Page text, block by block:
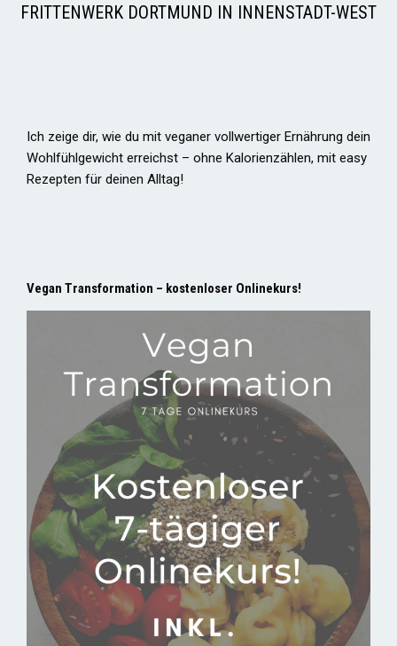
FRITTENWERK DORTMUND IN INNENSTADT-WEST
Ich zeige dir, wie du mit veganer vollwertiger Ernährung dein
Wohlfühlgewicht erreichst – ohne Kalorienzählen, mit easy
Rezepten für deinen Alltag!
Vegan Transformation – kostenloser Onlinekurs!